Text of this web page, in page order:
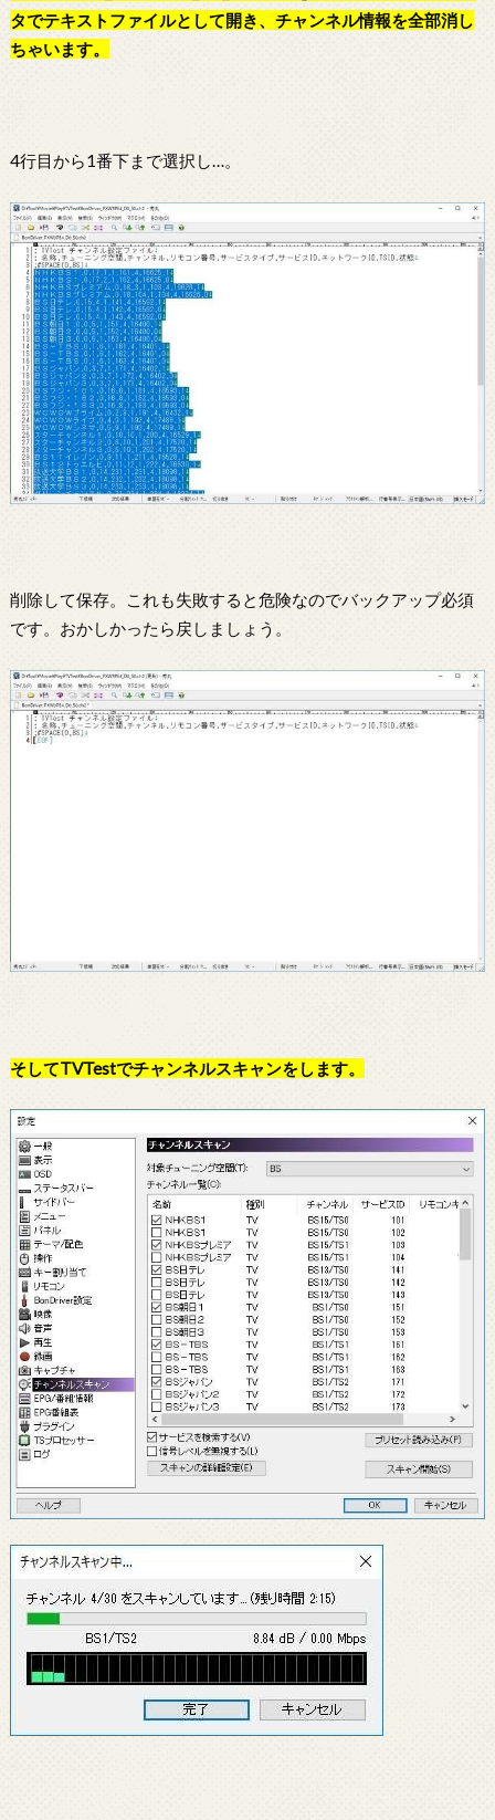
タでテキストファイルとして開き、チャンネル情報を全部消し
ちゃいます。
4行目から1番下まで選択し…。
削除して保存。これも失敗すると危険なのでバックアップ必須
です。おかしかったら戻しましょう。
そしてTVTestでチャンネルスキャンをします。